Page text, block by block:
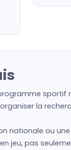
sportif
la
nationale ou
jeu, pas